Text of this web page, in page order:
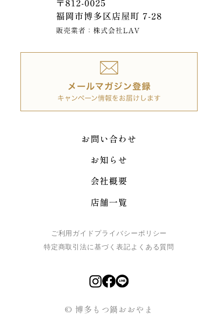
お問い合わせ
お知らせ
会社概要
店舗一覧
ご利用ガイド プライバシーポリシー
特定商取引法に基づく表記よくある質問
© 博多もつ鍋おおやま